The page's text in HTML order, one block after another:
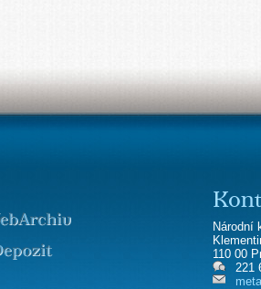
Národní
110 00
221